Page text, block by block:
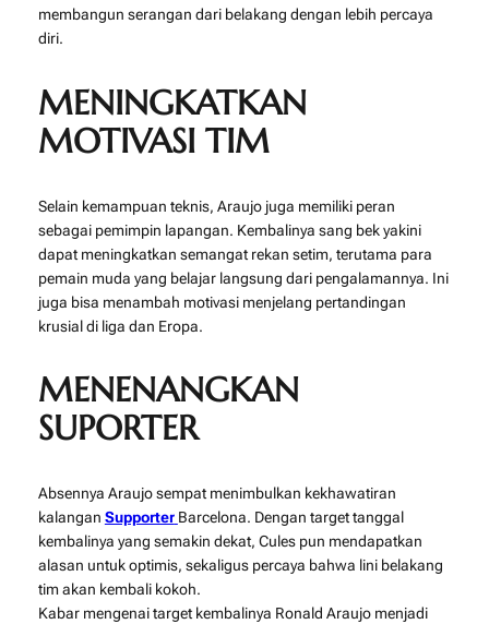
membangun serangan dari belakang dengan lebih percaya
diri.
MENINGKATKAN
MOTIVASI TIM
Selain kemampuan teknis, Araujo juga memiliki peran
sebagai pemimpin lapangan. Kembalinya sang bek yakini
dapat meningkatkan semangat rekan setim, terutama para
pemain muda yang belajar langsung dari pengalamannya. Ini
juga bisa menambah motivasi menjelang pertandingan
krusial di liga dan Eropa.
MENENANGKAN
SUPORTER
Absennya Araujo sempat menimbulkan kekhawatiran
kalangan Supporter Barcelona. Dengan target tanggal
kembalinya yang semakin dekat, Cules pun mendapatkan
alasan untuk optimis, sekaligus percaya bahwa lini belakang
tim akan kembali kokoh.
Kabar mengenai target kembalinya Ronald Araujo menjadi